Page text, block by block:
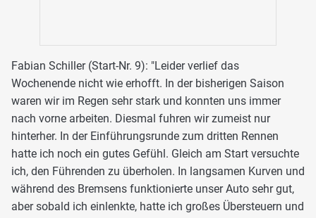
Fabian Schiller (Start-Nr. 9): "Leider verlief das
Wochenende nicht wie erhofft. In der bisherigen Saison
waren wir im Regen sehr stark und konnten uns immer
nach vorne arbeiten. Diesmal fuhren wir zumeist nur
hinterher. In der Einführungsrunde zum dritten Rennen
hatte ich noch ein gutes Gefühl. Gleich am Start versuchte
ich, den Führenden zu überholen. In langsamen Kurven und
während des Bremsens funktionierte unser Auto sehr gut,
aber sobald ich einlenkte, hatte ich großes Übersteuern und